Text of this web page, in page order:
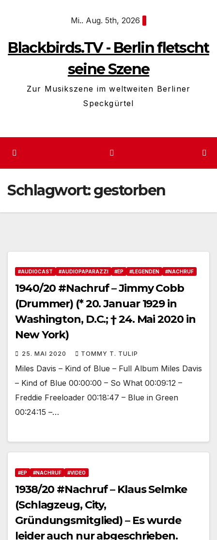
Mi.. Aug. 5th, 2026
Blackbirds.TV - Berlin fletscht
seine Szene
Zur Musikszene im weltweiten Berliner
Speckgürtel
Schlagwort:gestorben
#AUDIOCAST #AUDIOPAPARAZZI #EP #LEGENDEN #NACHRUF
1940/20 #Nachruf – Jimmy Cobb
(Drummer) (* 20. Januar 1929 in
Washington, D.C.; † 24. Mai 2020 in
New York)
25. MAI 2020 TOMMY T. TULIP
Miles Davis – Kind of Blue – Full Album Miles Davis
– Kind of Blue 00:00:00 – So What 00:09:12 –
Freddie Freeloader 00:18:47 – Blue in Green
00:24:15 –…
#EP #NACHRUF #VIDEO
1938/20 #Nachruf – Klaus Selmke
(Schlagzeug, City,
Gründungsmitglied) – Es wurde
leider auch nur abgeschrieben.